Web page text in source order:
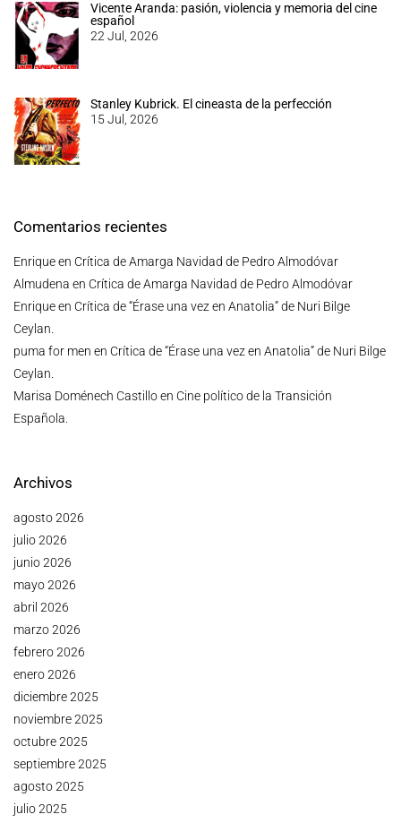
Vicente Aranda: pasión, violencia y memoria del cine
español
22 Jul, 2026
Stanley Kubrick. El cineasta de la perfección
15 Jul, 2026
Comentarios recientes
Enriqueen Crítica de Amarga Navidad de Pedro Almodóvar
Almudena en Crítica de Amarga Navidad de Pedro Almodóvar
Enriqueen Crítica de “Érase una vez en Anatolia” de Nuri Bilge
Ceylan.
puma for men en Crítica de “Érase una vez en Anatolia” de Nuri Bilge
Ceylan.
Marisa Doménech Castilloen Cine político de la Transición
Española.
Archivos
agosto 2026
julio 2026
junio 2026
mayo 2026
abril 2026
marzo 2026
febrero 2026
enero 2026
diciembre 2025
noviembre 2025
octubre 2025
septiembre 2025
agosto 2025
julio 2025